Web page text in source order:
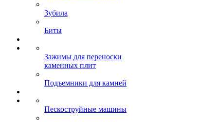
Зубила
Биты
Зажимы для переноски
каменных плит
Подъемники для камней
Пескоструйные машины